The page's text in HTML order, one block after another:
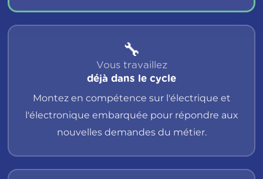
🔧
Vous travaillez
déjà dans le cycle
Montez en compétence sur l'électrique et
l'électronique embarquée pour répondre aux
nouvelles demandes du métier.